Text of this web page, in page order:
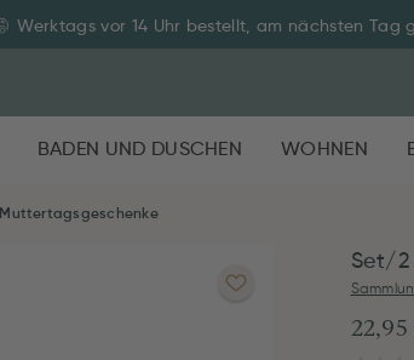
Werktags vor 14 Uhr bestellt, am nächsten Tag
BADEN UND DUSCHEN WOHNEN
Muttertagsgeschenke
Set/2
22,95